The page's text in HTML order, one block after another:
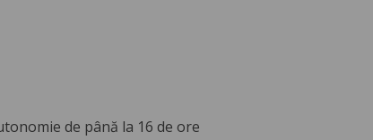
de până la 16 de ore